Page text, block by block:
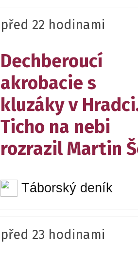
před 22 hodinami
Dechberoucí
akrobacie s
kluzáky v
Ticho na nebi
rozrazil Martin
Táborský deník
před 23 hodinami